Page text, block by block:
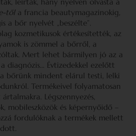
tőla francia beautymagazinokig,
a bőr nyelvét „beszélte”.
kozmetikusok értékesítették, az
is zömmel a bőrről, a
Mert lehet bármilyen jó az a
diagnózis… Évtizedekkel ezelőtt
bőrünk mindent elárul testi, lelki
Termékeivel folyamatosan
Légszennyezés,
mobileszközök és képernyőidő –
fordulóknak a termékek mellett